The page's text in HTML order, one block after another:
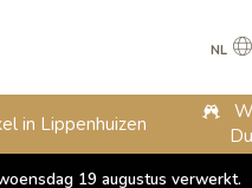
NL
in Lippenhuizen
19 augustus verwerkt.